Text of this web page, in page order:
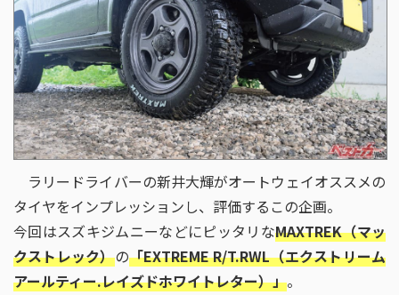
第1回
最強レベルの神級コスパ!!
2023年
第7回
オールシーズンタイヤの実態!
第6回
新井大輝も驚くスタッドレス!
第5回
このイカついタイヤは何だ?!
第4回
夏だ！ジムニーだ！
第3回
EV・HV向けタイヤをチェック!
第2回
「榛名山」で新井大輝が舞う!!
第1回
インドタイヤ「CEAT」とは!?
2022年
Extra
スタッドレスタイヤ特集!
第5回
えっ、これアジアンタイヤなの!?
ラリードライバーの新井大輝がオートウェイオススメの
タイヤをインプレッションし、評価するこの企画。
今回はスズキジムニーなどにピッタリなMAXTREK（マッ
クストレック）の「EXTREME R/T.RWL（エクストリーム
アールティー.レイズドホワイトレター）」。